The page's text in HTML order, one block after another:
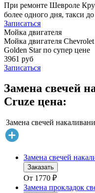
При ремонте Шевроле
более одного дня, такси
Записаться
Мойка двигателя
Мойка двигателя
Golden Star по супер цене
3961 руб
Записаться
Замена свечей
Cruze цена:
Замена свечей
Замена свечей
Заказать
От 1770 ₽
Замена прокладок